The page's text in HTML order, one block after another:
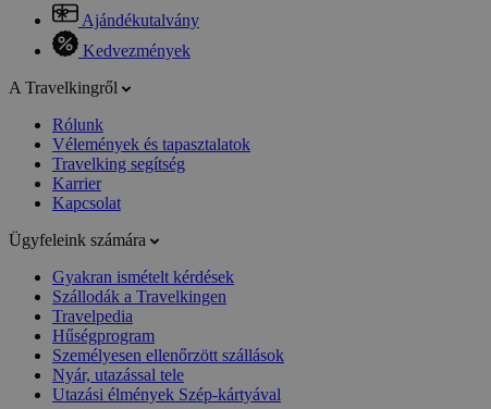
Ajándékutalvány
Kedvezmények
A Travelkingről
Rólunk
Vélemények és tapasztalatok
Travelking segítség
Karrier
Kapcsolat
Ügyfeleink számára
Gyakran ismételt kérdések
Szállodák a Travelkingen
Travelpedia
Hűségprogram
Személyesen ellenőrzött szállások
Nyár, utazással tele
Utazási élmények Szép-kártyával